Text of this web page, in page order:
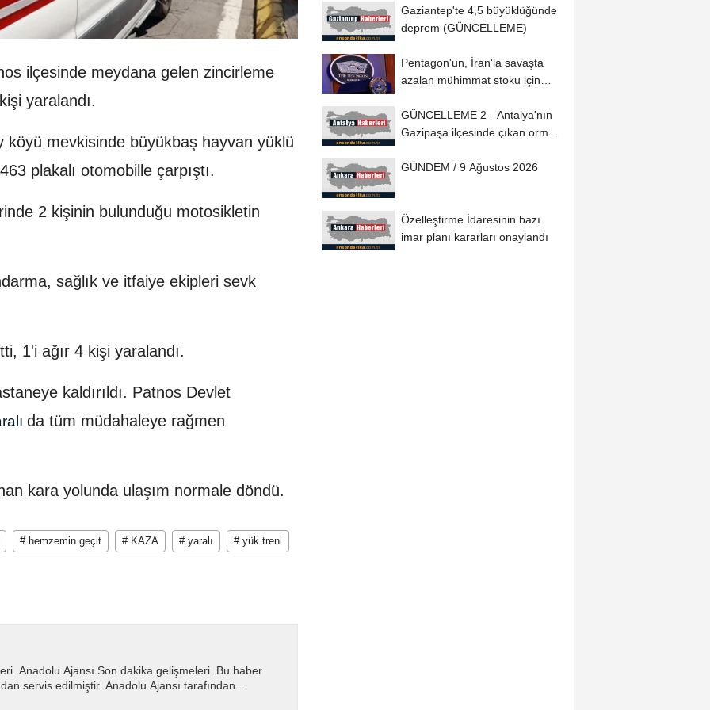
ilçesinde meydana gelen zincirleme
yaralandı.
köyü mevkisinde büyükbaş hayvan yüklü
plakalı otomobille çarpıştı.
2 kişinin bulunduğu motosikletin
sağlık ve itfaiye ekipleri sevk
1'i ağır 4 kişi yaralandı.
kaldırıldı. Patnos Devlet
da tüm müdahaleye rağmen
kara yolunda ulaşım normale döndü.
# hemzemin geçit # KAZA # yaralı # yük treni
Anadolu Ajansı Son dakika gelişmeleri. Bu haber
servis edilmiştir. Anadolu Ajansı tarafından...
Gaziantep'te 4,5 büyüklüğünde
deprem (GÜNCELLEME)
Pentagon'un, İran'la savaşta
azalan mühimmat stoku için
GÜNCELLEME 2 - Antalya'nın
Gazipaşa ilçesinde çıkan orman
GÜNDEM / 9 Ağustos 2026
Özelleştirme İdaresinin bazı
imar planı kararları onaylandı